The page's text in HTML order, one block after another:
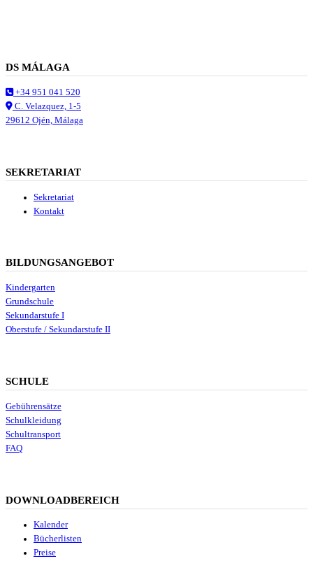
DS MÁLAGA
+34 951 041 520
C. Velazquez, 1-5
29612 Ojén, Málaga
SEKRETARIAT
Sekretariat
Kontakt
BILDUNGSANGEBOT
Kindergarten
Grundschule
Sekundarstufe I
Oberstufe / Sekundarstufe II
SCHULE
Gebührensätze
Schulkleidung
Schultransport
FAQ
DOWNLOADBEREICH
Kalender
Bücherlisten
Preise